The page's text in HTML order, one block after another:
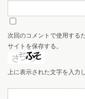
次回のコメントで使用する
サイトを保存する。
上に表示された文字を入力